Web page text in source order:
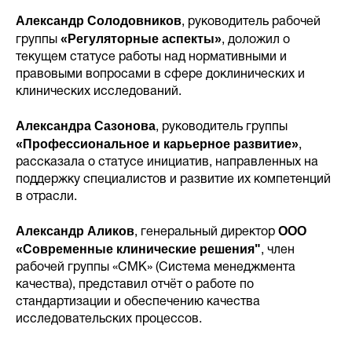
Александр Солодовников, руководитель рабочей
группы «Регуляторные аспекты», доложил о
текущем статусе работы над нормативными и
правовыми вопросами в сфере доклинических и
клинических исследований.
Александра Сазонова, руководитель группы
«Профессиональное и карьерное развитие»,
рассказала о статусе инициатив, направленных на
поддержку специалистов и развитие их компетенций
в отрасли.
Александр Аликов, генеральный директор ООО
«Современные клинические решения", член
рабочей группы «СМК» (Система менеджмента
качества), представил отчёт о работе по
стандартизации и обеспечению качества
исследовательских процессов.